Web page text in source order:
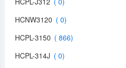
HCNW3120
HCPL-3150
HCPL-314J